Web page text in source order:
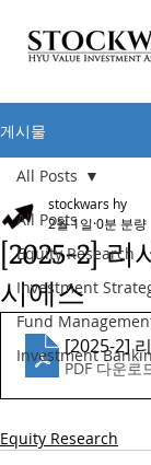
게시물
All Posts
Equity Research
Investment
Fund
Investment
All Posts
[2025-2] 리
시에스
stockwars hy
2월 1일 0분 분량
[2025-2]
PDF 다운로
Equity Research